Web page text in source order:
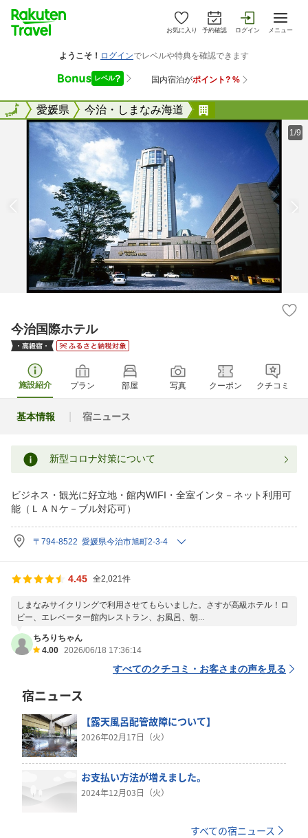
お気に入り 予約確認 ログイン メニュー
全国愛媛県 今治・しまなみ海道
全国
1/9
今治国際ホテル
施設紹介 プラン 部屋 写真 クーポン クチコミ
基本情報 宿ニュース
新型コロナ対策について
ビジネス・観光に好立地・館内WIFI・全室インタ－ネット利用可
能（ＬＡＮケ－ブル対応可）
〒794-8522 愛媛県今治市旭町2-3-4
4.45 全2,021件
しまなみサイクリングで利用させてもらいました。さすが高級ホテル！ロ
ビー、エレベーター館内レストラン、お風呂、朝...
ちろりちゃん
4.00 2026/06/18 17:36:14
すべてのクチコミ・お客さまの声を見る
宿ニュース
【露天風呂配管故障について】
2026年02月17日（火）
お支払い方法が増えました。
2024年12月03日（火）
すべての宿ニュース